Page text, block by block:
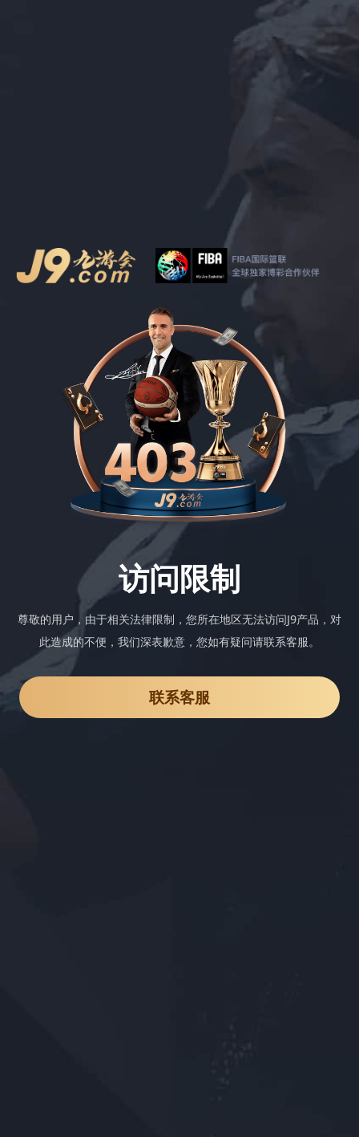
访问限制
尊敬的用户，由于相关法律限制，您所在地区无法访问J9产品，对
此造成的不便，我们深表歉意，您如有疑问请联系客服。
联系客服